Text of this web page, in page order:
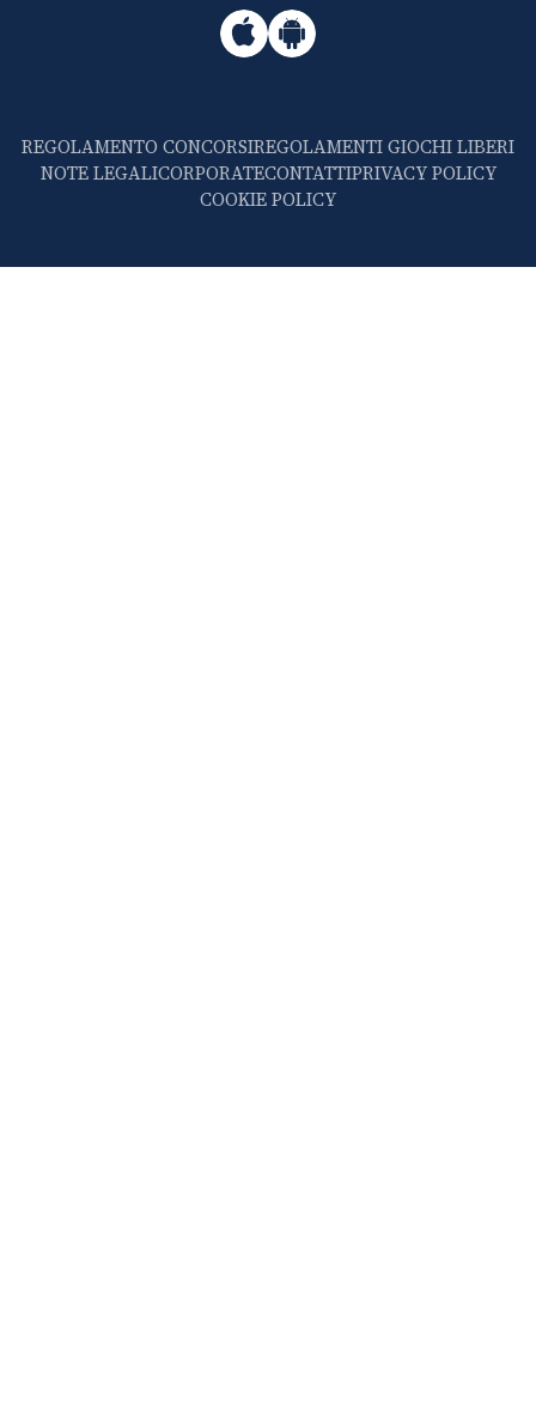
REGOLAMENTO CONCORSIREGOLAMENTI GIOCHI LIBERI
NOTE LEGALICORPORATECONTATTIPRIVACY POLICY
COOKIE POLICY